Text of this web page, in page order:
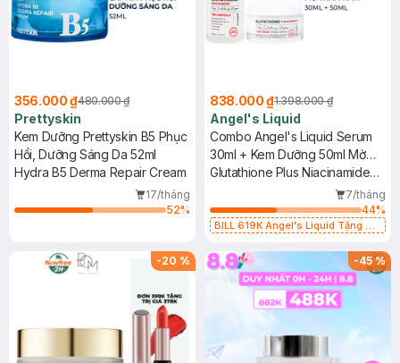
356.000 ₫480.000 ₫
Prettyskin
Kem Dưỡng Prettyskin B5 Phục
Hồi, Dưỡng Sáng Da 52ml
Hydra B5 Derma Repair Cream
17/tháng
52%
838.000 ₫1.398.000 ₫
Angel's Liquid
Combo Angel's Liquid Serum
30ml + Kem Dưỡng 50ml Mờ
Thâm Nám
Glutathione Plus Niacinamide
700 V-ampoule + Cream7/tháng
44%
BILL 619K Angel's Liquid Tặng 01
Sáng Da 30g (SL có hạn)
-20 % -45%